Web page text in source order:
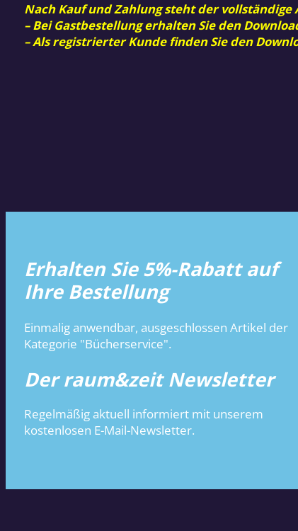
Nach Kauf und Zahlung steht der vollständige
– Bei Gastbestellung erhalten Sie den
– Als registrierter Kunde finden Sie den
Erhalten Sie 5%-Rabatt auf
Ihre Bestellung
Einmalig anwendbar, ausgeschlossen Artikel der
Kategorie "Bücherservice".
Der raum&zeit Newsletter
Regelmäßig aktuell informiert mit unserem
kostenlosen E-Mail-Newsletter.